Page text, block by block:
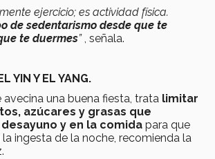
ejercicio; es actividad física.
de sedentarismo desde que te
te duermes”, señala.
YIN Y EL YANG.
avecina una buena fiesta, trata limitar
azúcares y grasas que
y en la comida para que
ingesta de la noche, recomienda la